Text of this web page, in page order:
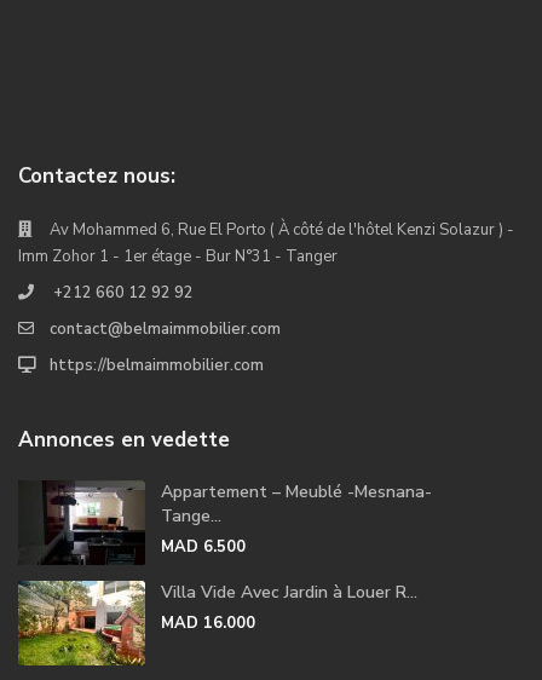
Contactez nous:
Av Mohammed 6, Rue El Porto ( À côté de l'hôtel Kenzi Solazur ) -
Imm Zohor 1 - 1er étage - Bur N°31 - Tanger
+212 660 12 92 92
contact@belmaimmobilier.com
https://belmaimmobilier.com
Annonces en vedette
Appartement – Meublé -Mesnana-
Tange...
MAD 6.500
Villa Vide Avec Jardin à Louer R...
MAD 16.000